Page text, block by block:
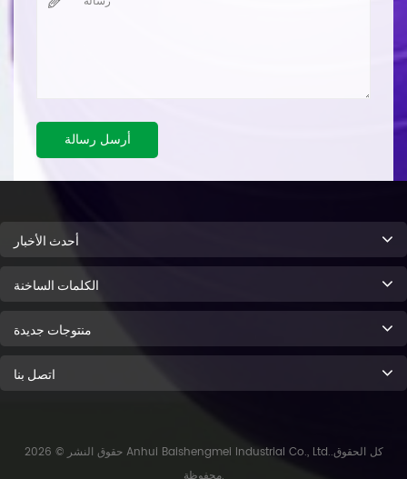
أرسل رسالة
أحدث الأخبار
الكلمات الساخنة
منتوجات جديدة
اتصل بنا
حقوق النشر © 2026 Anhui Baishengmei Industrial Co., Ltd..كل الحقوق